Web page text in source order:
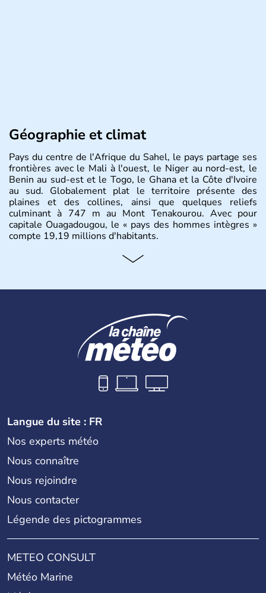
Géographie et climat
Pays du centre de l'Afrique du Sahel, le pays partage ses
frontières avec le Mali à l'ouest, le Niger au nord-est, le
Benin au sud-est et le Togo, le Ghana et la Côte d'Ivoire
au sud. Globalement plat le territoire présente des
plaines et des collines, ainsi que quelques reliefs
culminant à 747 m au Mont Tenakourou. Avec pour
capitale Ouagadougou, le « pays des hommes intègres »
compte 19,19 millions d'habitants.
Langue du site : FR
Nos experts météo
Nous connaître
Nous rejoindre
Nous contacter
Légende des pictogrammes
METEO CONSULT
Météo Marine